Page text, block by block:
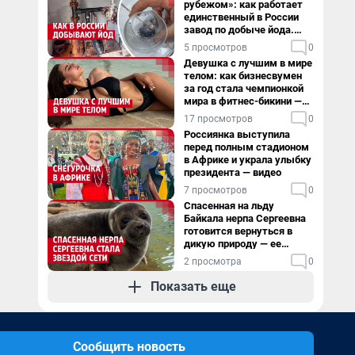
рубежом»: как работает
единственный в России
завод по добыче йода.
Видео
5 просмотров 0
Девушка с лучшим в мире
телом: как бизнесвумен
за год стала чемпионкой
мира в фитнес-бикини —
видео
17 просмотров 0
Россиянка выступила
перед полным стадионом
в Африке и украла улыбку
президента — видео
7 просмотров 0
Спасенная на льду
Байкала нерпа Сергеевна
готовится вернуться в
дикую природу — ее
видеоистория
2 просмотра 0
Показать еще
Сообщить новость